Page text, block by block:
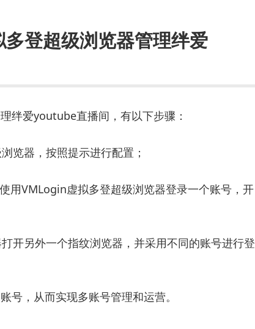
登超级浏览器管理绊爱
绊爱youtube直播间，有以下步骤：
览器，按照提示进行配置；
用VMLogin虚拟多登超级浏览器登录一个账号，开
开另外一个指纹浏览器，并采用不同的账号进行登
号，从而实现多账号管理和运营。